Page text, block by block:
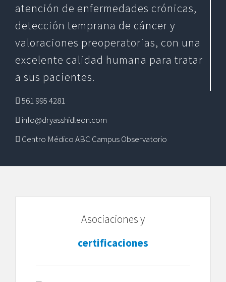
atención de enfermedades crónicas,
detección temprana de cáncer y
valoraciones preoperatorias, con una
excelente calidad humana para tratar
a sus pacientes.
561 995 4281
info@dryasshidleon.com
Centro Médico ABC Campus Observatorio
Asociaciones y
certificaciones